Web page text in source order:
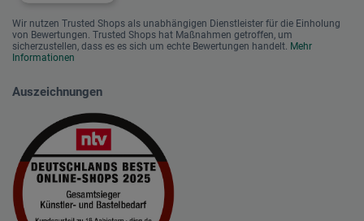
Wir nutzen Trusted Shops als unabhängigen Dienstleister für die Einholung
von Bewertungen. Trusted Shops hat Maßnahmen getroffen, um
sicherzustellen, dass es es sich um echte Bewertungen handelt. Mehr
Informationen
Auszeichnungen